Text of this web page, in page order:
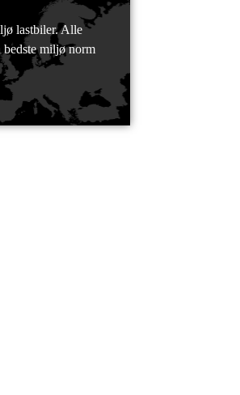
lastbiler. Alle
bedste miljø norm